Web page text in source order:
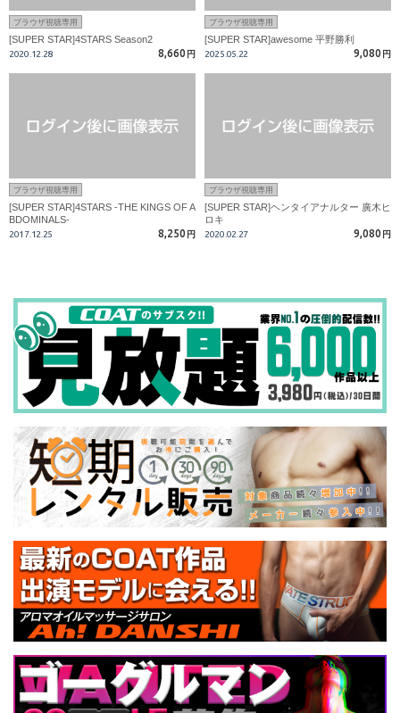
ブラウザ視聴専用
[SUPER STAR]4STARS Season2
2020.12.28 8,660 円
ブラウザ視聴専用
[SUPER STAR]awesome 平野勝利
2025.05.22 9,080 円
ブラウザ視聴専用
[SUPER STAR]4STARS -THE KINGS OF A
BDOMINALS-
2017.12.25 8,250 円
ブラウザ視聴専用
[SUPER STAR]ヘンタイアナルター 廣木ヒ
ロキ
2020.02.27 9,080 円